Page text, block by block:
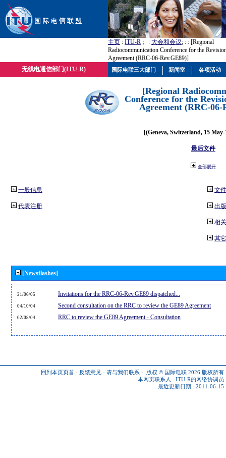
主页 : ITU-R ； : 大会和会议; : : [Regional
Radiocommunication Conference for the
Agreement (RRC-06-Rev.GE89)]
无线电通信部门(ITU-R)
[Regional
Conference for the
Agreement (RRC-06-
[(Geneva, Switzerland, 15
最后文件
全部展开
一般信息
代表注册
文件
出
相
其
[Newsflashes]
21/06/05 Invitations for the RRC-06-Rev.GE89 dispatched...
04/10/04 Second consultation on the RRC to review the GE89 Agreement
02/08/04 RRC to review the GE89 Agreement - Consultation
回到本页页首 - 反馈意见 - 请与我们联系 - 版权 © 国际电联 2026 版权所有
本网页联系人 : ITU-R的网络协调员
最近更新日期 : 2011-06-15
国际电联三大部门 新闻室 各项活动